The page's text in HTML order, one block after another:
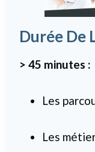
Durée De
> 45 minutes :
Les
Les